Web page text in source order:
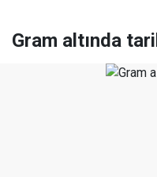
Gram altında